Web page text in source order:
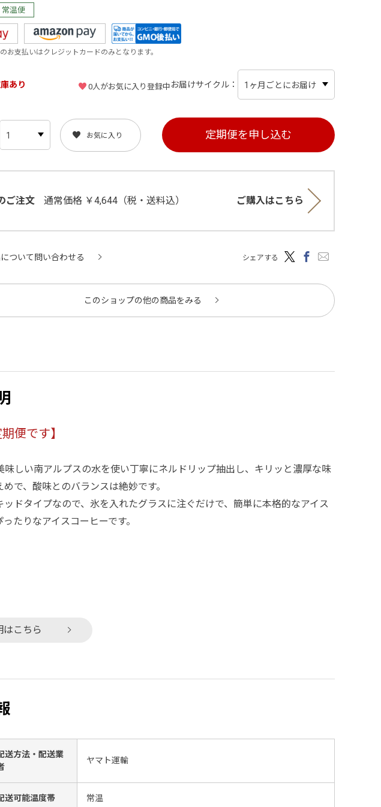
常温便
お支払いはクレジットカードのみとなります。
あり 0人がお気に入り登録中 お届けサイクル
お気に入り
ご注文 通常価格 ￥4,644（税・送料込） ご購入はこちら
ついて問い合わせる シェアする
このショップの他の商品をみる
便です】
しい南アルプスの水を使い丁寧にネルドリップ抽出し、キリッと濃厚な味
で、酸味とのバランスは絶妙です。
ドタイプなので、氷を入れたグラスに注ぐだけで、簡単に本格的なアイス
たりなアイスコーヒーです。
はこちら
送方法・配送業
ヤマト運輸
送可能温度帯 常温